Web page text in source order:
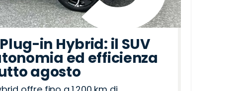
in Hybrid: il SUV
ed efficienza
agosto